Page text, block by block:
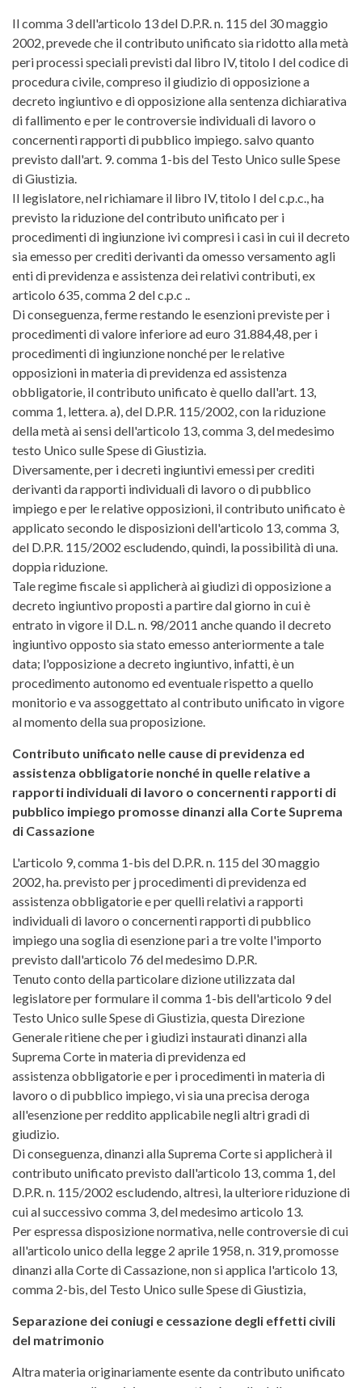
Il comma 3 dell'articolo 13 del D.P.R. n. 115 del 30 maggio
2002, prevede che il contributo unificato sia ridotto alla metà
peri processi speciali previsti dal libro IV, titolo I del codice di
procedura civile, compreso il giudizio di opposizione a
decreto ingiuntivo e di opposizione alla sentenza dichiarativa
di fallimento e per le controversie individuali di lavoro o
concernenti rapporti di pubblico impiego. salvo quanto
previsto dall'art. 9. comma 1-bis del Testo Unico sulle Spese
di Giustizia.
Il legislatore, nel richiamare il libro IV, titolo I del c.p.c., ha
previsto la riduzione del contributo unificato per i
procedimenti di ingiunzione ivi compresi i casi in cui il decreto
sia emesso per crediti derivanti da omesso versamento agli
enti di previdenza e assistenza dei relativi contributi, ex
articolo 635, comma 2 del c.p.c ..
Di conseguenza, ferme restando le esenzioni previste per i
procedimenti di valore inferiore ad euro 31.884,48, per i
procedimenti di ingiunzione nonché per le relative
opposizioni in materia di previdenza ed assistenza
obbligatorie, il contributo unificato è quello dall'art. 13,
comma 1, lettera. a), del D.P.R. 115/2002, con la riduzione
della metà ai sensi dell'articolo 13, comma 3, del medesimo
testo Unico sulle Spese di Giustizia.
Diversamente, per i decreti ingiuntivi emessi per crediti
derivanti da rapporti individuali di lavoro o di pubblico
impiego e per le relative opposizioni, il contributo unificato è
applicato secondo le disposizioni dell'articolo 13, comma 3,
del D.P.R. 115/2002 escludendo, quindi, la possibilità di una.
doppia riduzione.
Tale regime fiscale si applicherà ai giudizi di opposizione a
decreto ingiuntivo proposti a partire dal giorno in cui è
entrato in vigore il D.L. n. 98/2011 anche quando il decreto
ingiuntivo opposto sia stato emesso anteriormente a tale
data; l'opposizione a decreto ingiuntivo, infatti, è un
procedimento autonomo ed eventuale rispetto a quello
monitorio e va assoggettato al contributo unificato in vigore
al momento della sua proposizione.
Contributo unificato nelle cause di previdenza ed
assistenza obbligatorie nonché in quelle relative a
rapporti individuali di lavoro o concernenti rapporti di
pubblico impiego promosse dinanzi alla Corte Suprema
di Cassazione
L'articolo 9, comma 1-bis del D.P.R. n. 115 del 30 maggio
2002, ha. previsto per j procedimenti di previdenza ed
assistenza obbligatorie e per quelli relativi a rapporti
individuali di lavoro o concernenti rapporti di pubblico
impiego una soglia di esenzione pari a tre volte l'importo
previsto dall'articolo 76 del medesimo D.P.R.
Tenuto conto della particolare dizione utilizzata dal
legislatore per formulare il comma 1-bis dell'articolo 9 del
Testo Unico sulle Spese di Giustizia, questa Direzione
Generale ritiene che per i giudizi instaurati dinanzi alla
Suprema Corte in materia di previdenza ed
assistenza obbligatorie e per i procedimenti in materia di
lavoro o di pubblico impiego, vi sia una precisa deroga
all'esenzione per reddito applicabile negli altri gradi di
giudizio.
Di conseguenza, dinanzi alla Suprema Corte si applicherà il
contributo unificato previsto dall'articolo 13, comma 1, del
D.P.R. n. 115/2002 escludendo, altresì, la ulteriore riduzione di
cui al successivo comma 3, del medesimo articolo 13.
Per espressa disposizione normativa, nelle controversie di cui
all'articolo unico della legge 2 aprile 1958, n. 319, promosse
dinanzi alla Corte di Cassazione, non si applica l'articolo 13,
comma 2-bis, del Testo Unico sulle Spese di Giustizia,
Separazione dei coniugi e cessazione degli effetti civili
del matrimonio
Altra materia originariamente esente da contributo unificato